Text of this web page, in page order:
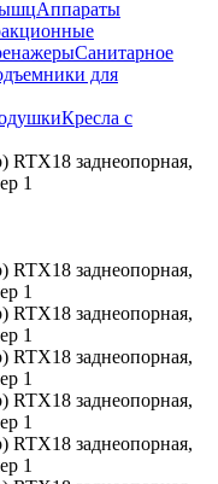
Аппараты
Санитарное
для
Кресла с
RTX18 заднеопорная,
1